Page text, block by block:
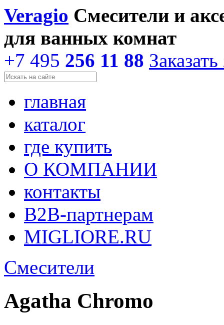
Veragio Смесители и
для ванных комнат
+7 495 256 11 88
главная
каталог
где купить
О КОМПАНИИ
контакты
В2В-партнерам
MIGLIORE.RU
Смесители
Agatha Chromo